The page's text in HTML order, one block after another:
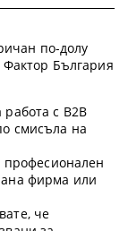
по-долу
Фактор България
работа с B2B
смисъла на
професионален
фирма или
че